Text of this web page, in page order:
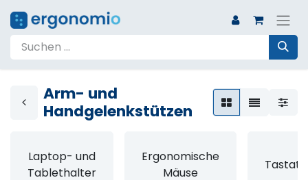
Arm- und
Handgelenkstützen
Laptop- und
Tablethalter
Ergonomische
Mäuse